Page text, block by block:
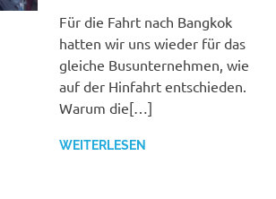
Für die Fahrt nach Bangkok
hatten wir uns wieder für das
gleiche Busunternehmen, wie
auf der Hinfahrt entschieden.
Warum die[…]
WEITERLESEN